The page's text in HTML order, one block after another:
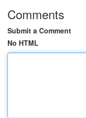
Comments
Submit a Comment
No HTML